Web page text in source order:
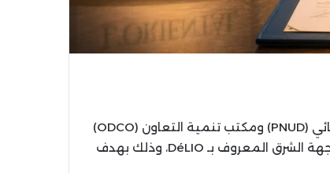
وقّعت كل من وكالة جهة الشرق وبرنامج الأمم المتحدة الإنمائي (PNUD) ومكتب تنمية التعاون (ODCO)
اتفاقيات شراكة في إطار برنامج التنمية المحلية المندمجة لجهة الشرق المعروف بـ DéLIO، وذلك بهدف